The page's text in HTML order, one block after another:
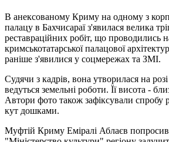
В анексованому Криму на одному з
палацу в Бахчисараї з'явилася велика
реставраційних робіт, що проводились
кримськотатарської палацової
раніше з'явилися у соцмережах та ЗМІ.
Судячи з кадрів, вона утворилася на розі
ведуться земельні роботи. Її висота -
Автори фото також зафіксували спробу
кут дошками.
Муфтій Криму Еміралі Аблаєв попросив